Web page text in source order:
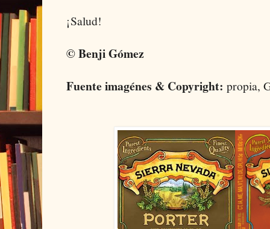
¡Salud!
© Benji Gómez
Fuente imagénes & Copyright: propia,